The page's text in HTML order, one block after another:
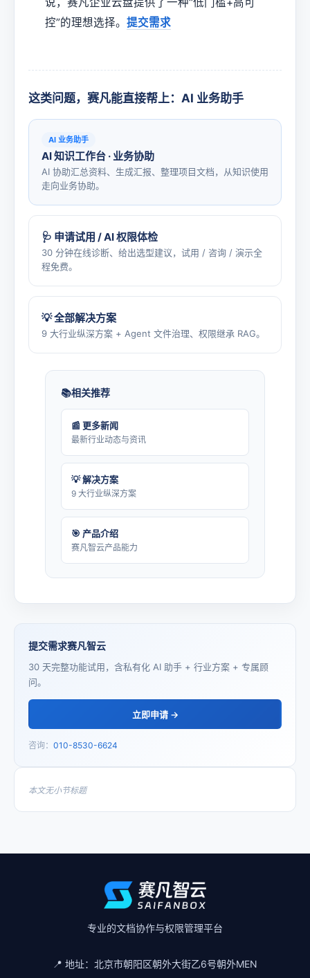
控”的理想选择。 提交需求
这类问题，赛凡能直接帮上：AI 业务助手
AI 业务助手
AI 知识工作台 · 业务协助
AI 协助汇总资料、生成汇报、整理项目文档，从知识使用
走向业务协助。
🩺 申请试用 / AI 权限体检
30 分钟在线诊断、给出选型建议，试用 / 咨询 / 演示全
程免费。
💡 全部解决方案
9 大行业纵深方案 + Agent 文件治理、权限继承 RAG。
相关推荐
📰 更多新闻
最新行业动态与资讯
💡 解决方案
9 大行业纵深方案
🎯 产品介绍
赛凡智云产品能力
提交需求赛凡智云
30 天完整功能试用，含私有化 AI 助手 + 行业方案 + 专属顾
问。
立即申请 →
咨询： 010-8530-6624
本文无小节标题
专业的文档协作与权限管理平台
📍 地址： 北京市朝阳区朝外大街乙6号朝外MEN